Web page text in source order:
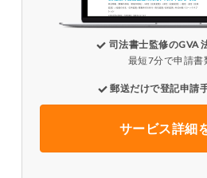
司法書士監修のGVA
最短7分で申請書
郵送だけで登記申請
サービス詳細